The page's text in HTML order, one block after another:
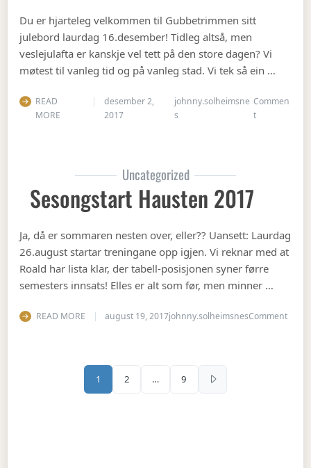
Du er hjarteleg velkommen til Gubbetrimmen sitt
julebord laurdag 16.desember! Tidleg altså, men
veslejulafta er kanskje vel tett på den store dagen? Vi
møtest til vanleg tid og på vanleg stad. Vi tek så ein …
READ
MORE
desember 2,
2017
johnny.solheimsne
s
Commen
ton Julebord
Uncategorized
Sesongstart Hausten 2017
Ja, då er sommaren nesten over, eller?? Uansett: Laurdag
26.august startar treningane opp igjen. Vi reknar med at
Roald har lista klar, der tabell-posisjonen syner førre
semesters innsats! Elles er alt som før, men minner …
READ MORE august 19, 2017johnny.solheimsnesCommenton
Sidepaginering
1 2 … 9